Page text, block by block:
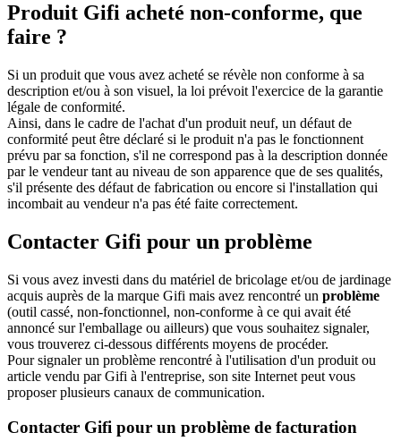
Produit Gifi acheté non-conforme, que
faire ?
Si un produit que vous avez acheté se révèle non conforme à sa
description et/ou à son visuel, la loi prévoit l'exercice de la garantie
légale de conformité.
Ainsi, dans le cadre de l'achat d'un produit neuf, un défaut de
conformité peut être déclaré si le produit n'a pas le fonctionnent
prévu par sa fonction, s'il ne correspond pas à la description donnée
par le vendeur tant au niveau de son apparence que de ses qualités,
s'il présente des défaut de fabrication ou encore si l'installation qui
incombait au vendeur n'a pas été faite correctement.
Contacter Gifi pour un problème
Si vous avez investi dans du matériel de bricolage et/ou de jardinage
acquis auprès de la marque Gifi mais avez rencontré un problème
(outil cassé, non-fonctionnel, non-conforme à ce qui avait été
annoncé sur l'emballage ou ailleurs) que vous souhaitez signaler,
vous trouverez ci-dessous différents moyens de procéder.
Pour signaler un problème rencontré à l'utilisation d'un produit ou
article vendu par Gifi à l'entreprise, son site Internet peut vous
proposer plusieurs canaux de communication.
Contacter Gifi pour un problème de facturation